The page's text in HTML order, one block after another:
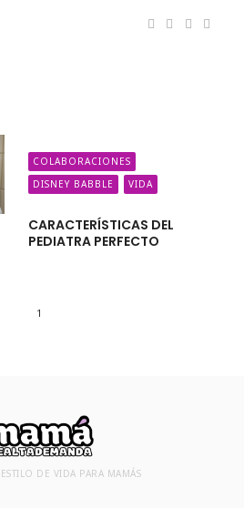
COLABORACIONES
DISNEY BABBLE
VIDA
CARACTERÍSTICAS DEL
PEDIATRA PERFECTO
1
DE VIDA PARA MAMÁS